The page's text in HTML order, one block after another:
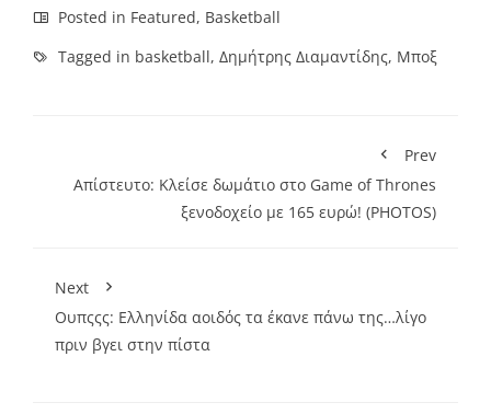
Posted in Featured, Basketball
Tagged in basketball, Δημήτρης Διαμαντίδης, Μποξ
Prev
Απίστευτο: Κλείσε δωμάτιο στο Game of Thrones
ξενοδοχείο με 165 ευρώ! (PHOTOS)
Next
Ουπςςς: Ελληνίδα αοιδός τα έκανε πάνω της…λίγο
πριν βγει στην πίστα